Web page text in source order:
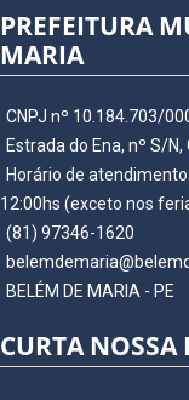
PREFEITURA
MARIA
CNPJ nº 10.184.703/
Estrada do Ena, nº S/
Horário de
12:00hs (exceto nos
(81) 97346-1620
BELÉM DE MARIA - PE
CURTA NOSSA